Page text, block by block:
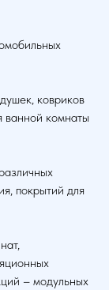
ковриков
ванной комнаты
покрытий для
– модульных